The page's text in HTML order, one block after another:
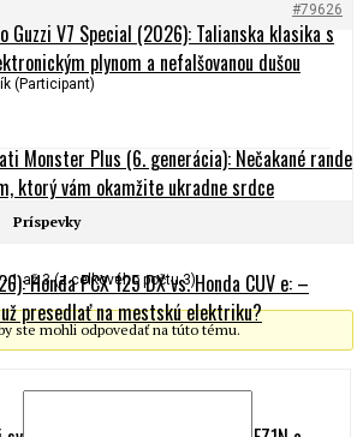
Guzzi V7 Special (2026): Talianska klasika s
plynom a nefalšovanou dušou
Monster Plus (6. generácia): Nečakané rande
ktorý vám okamžite ukradne srdce
Honda PCX 125 DX vs. Honda CUV e: –
presedlať na mestskú elektriku?
#79626
(Participant)
Príspevky
1 až 3 (z celkového počtu 3)
ste mohli odpovedať na túto tému.